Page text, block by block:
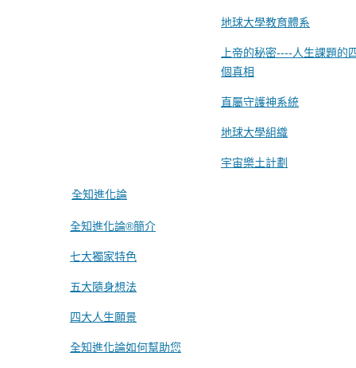
地球大學教育體系
上帝的秘密----人生課題的
個真相
直屬守護神系統
地球大學組織
宇宙樂土計劃
全知進化論
全知進化論®簡介
七大獨家特色
五大隨身想法
四大人生願景
全知進化論如何幫助您